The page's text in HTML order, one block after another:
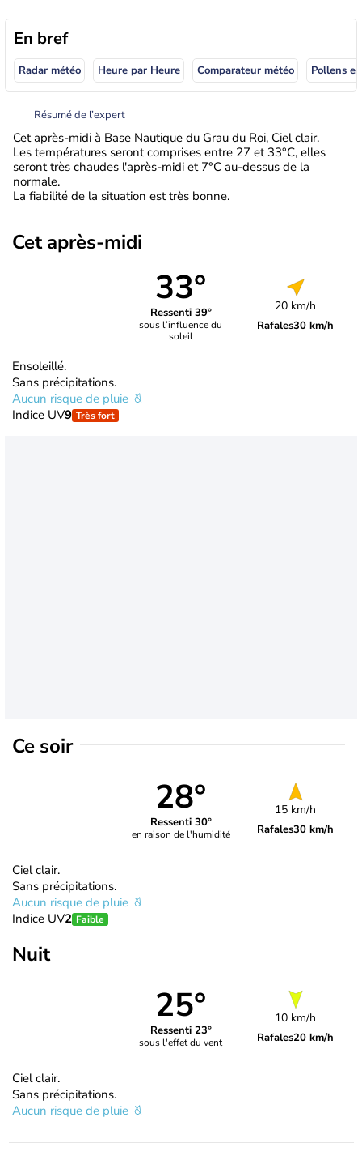
En bref
Radar météo Heure par Heure Comparateur météo Pollens
Résumé de l’expert
Cet après-midi à Base Nautique du Grau du Roi, Ciel clair.
Les températures seront comprises entre 27 et 33°C, elles
seront très chaudes l'après-midi et 7°C au-dessus de la
normale.
La fiabilité de la situation est très bonne.
Cet après-midi
33°
Ressenti 39°
sous l’influence du
soleil
20 km/h
Rafales30 km/h
Ensoleillé.
Sans précipitations.
Aucun risque de pluie
Indice UV9 Très fort
Ce soir
28°
Ressenti 30°
en raison de l'humidité
15 km/h
Rafales30 km/h
Ciel clair.
Sans précipitations.
Aucun risque de pluie
Indice UV2 Faible
Nuit
25°
Ressenti 23°
sous l'effet du vent
10 km/h
Rafales20 km/h
Ciel clair.
Sans précipitations.
Aucun risque de pluie